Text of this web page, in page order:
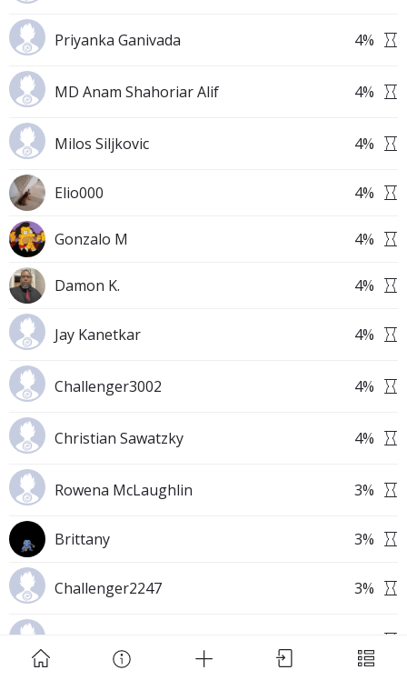
Priyanka Ganivada 4%
MD Anam Shahoriar Alif 4%
Milos Siljkovic 4%
Elio000 4%
Gonzalo M 4%
Damon K. 4%
Jay Kanetkar 4%
Challenger3002 4%
Christian Sawatzky 4%
Rowena McLaughlin 3%
Brittany 3%
Challenger2247 3%
Challenge Achieved is self-improvement social
network. Start creating challenges, set goals and
make new habits!
Skip Download App